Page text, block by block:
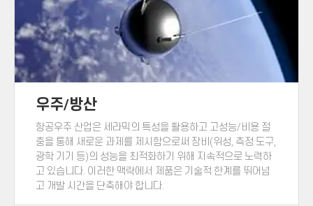
우주/방산
항공우주 산업은 세라믹의 특성을 활용하고 고성능/비용 절
충을 통해 새로운 과제를 제시함으로써 장비(위성, 측정 도구,
광학 기기 등)의 성능을 최적화하기 위해 지속적으로 노력하
고 있습니다. 이러한 맥락에서 제품은 기술적 한계를 뛰어넘
고 개발 시간을 단축해야 합니다.